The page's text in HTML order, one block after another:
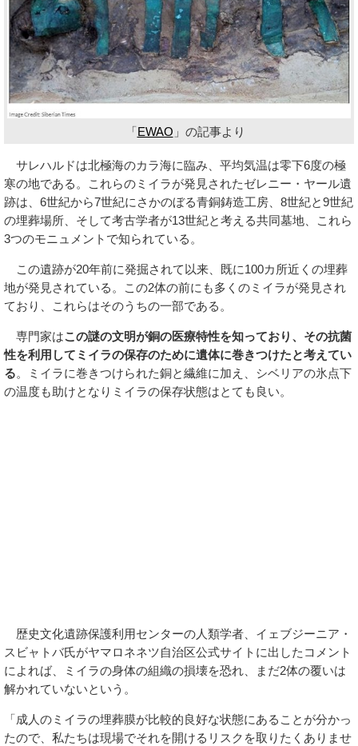
「EWAO 」の記事より
サレハルドは北極海のカラ海に臨み、平均気温は零下6度の極
寒の地である。これらのミイラが発見されたゼレニー・ヤール遺
跡は、6世紀から7世紀にさかのぼる青銅鋳造工房、8世紀と9世紀
の埋葬場所、そして考古学者が13世紀と考える共同墓地、これら
3つのモニュメントで知られている。
この遺跡が20年前に発掘されて以来、既に100カ所近くの埋葬
地が発見されている。この2体の前にも多くのミイラが発見され
ており、これらはそのうちの一部である。
専門家はこの謎の文明が銅の医療特性を知っており、その抗菌
性を利用してミイラの保存のために遺体に巻きつけたと考えてい
る。ミイラに巻きつけられた銅と繊維に加え、シベリアの氷点下
の温度も助けとなりミイラの保存状態はとても良い。
歴史文化遺跡保護利用センターの人類学者、イェブジーニア・
スビャトバ氏がヤマロネネツ自治区公式サイトに出したコメント
によれば、ミイラの身体の組織の損壊を恐れ、まだ2体の覆いは
解かれていないという。
「成人のミイラの埋葬膜が比較的良好な状態にあることが分かっ
たので、私たちは現場でそれを開けるリスクを取りたくありませ